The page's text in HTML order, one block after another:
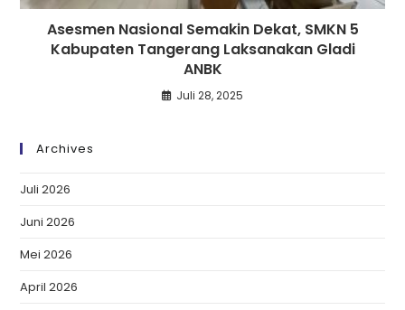
Asesmen Nasional Semakin Dekat, SMKN 5
Kabupaten Tangerang Laksanakan Gladi
ANBK
Juli 28, 2025
Archives
Juli 2026
Juni 2026
Mei 2026
April 2026